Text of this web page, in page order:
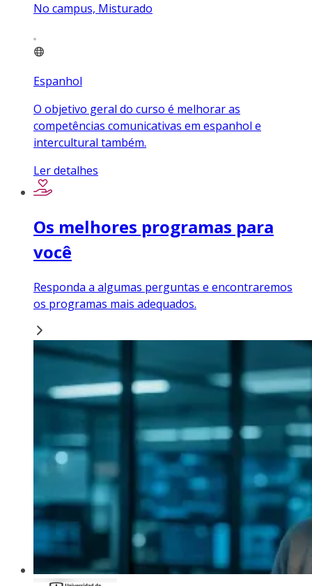
No campus, Misturado
Espanhol
O objetivo geral do curso é melhorar as
competências comunicativas em espanhol e
intercultural também.
Ler detalhes
Os melhores programas para
você
Responda a algumas perguntas e encontraremos
os programas mais adequados.